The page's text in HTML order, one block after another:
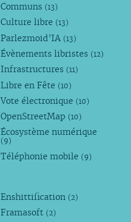
Communs (13)
Culture libre (13)
Parlezmoid’IA (13)
Évènements libristes (12)
Infrastructures (11)
Libre en Fête (10)
Vote électronique (10)
OpenStreetMap (10)
Écosystème numérique
(9)
Téléphonie mobile (9)
Enshittification (2)
Framasoft (2)